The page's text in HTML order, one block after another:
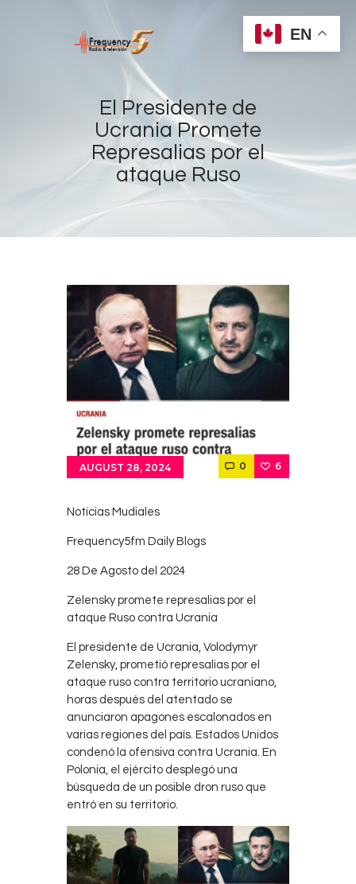
El Presidente de
Ucrania Promete
Represalias por el
ataque Ruso
Home
Shows
News
Events
Store
Contacts
Cine
AUGUST 28, 2024 0 6
Noticias Mudiales
Frequency5fm Daily Blogs
28 De Agosto del 2024
Zelensky promete represalias por el
ataque Ruso contra Ucrania
El presidente de Ucrania, Volodymyr
Zelensky, prometió represalias por el
ataque ruso contra territorio ucraniano,
horas después del atentado se
anunciaron apagones escalonados en
varias regiones del país. Estados Unidos
condenó la ofensiva contra Ucrania. En
Polonia, el ejército desplegó una
búsqueda de un posible dron ruso que
entró en su territorio.
EN